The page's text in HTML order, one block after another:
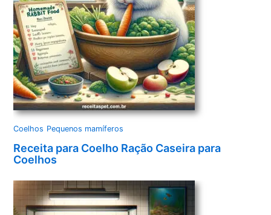
Coelhos Pequenos mamíferos
Receita para Coelho Ração Caseira para
Coelhos